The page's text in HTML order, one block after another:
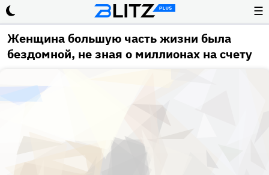
☰
Женщина большую часть жизни была
бездомной, не зная о миллионах на счету